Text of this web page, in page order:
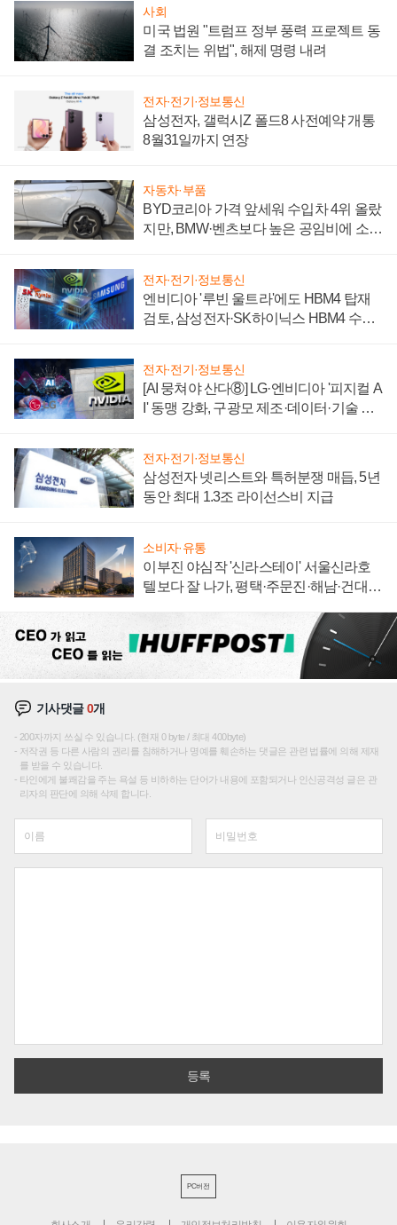
사회
미국 법원 "트럼프 정부 풍력 프로젝트 동
결 조치는 위법", 해제 명령 내려
전자·전기·정보통신
삼성전자, 갤럭시Z 폴드8 사전예약 개통
8월31일까지 연장
자동차·부품
BYD코리아 가격 앞세워 수입차 4위 올랐
지만, BMW·벤츠보다 높은 공임비에 소비
전자·전기·정보통신
엔비디아 '루빈 울트라'에도 HBM4 탑재
검토, 삼성전자·SK하이닉스 HBM4 수율
전자·전기·정보통신
[AI 뭉쳐야 산다⑧] LG·엔비디아 '피지컬 A
I' 동맹 강화, 구광모 제조·데이터·기술 결
전자·전기·정보통신
삼성전자 넷리스트와 특허분쟁 매듭, 5년
동안 최대 1.3조 라이선스비 지급
소비자·유통
이부진 야심작 '신라스테이' 서울신라호
텔보다 잘 나가, 평택·주문진·해남·건대로
기사댓글0개
200자까지 쓰실 수 있습니다. (현재 0 byte / 최대 400byte)
저작권 등 다른 사람의 권리를 침해하거나 명예를 훼손하는 댓글은 관련 법률에 의해 제재
를 받을 수 있습니다.
타인에게 불쾌감을 주는 욕설 등 비하하는 단어가 내용에 포함되거나 인신공격성 글은 관
리자의 판단에 의해 삭제 합니다.
PC버전